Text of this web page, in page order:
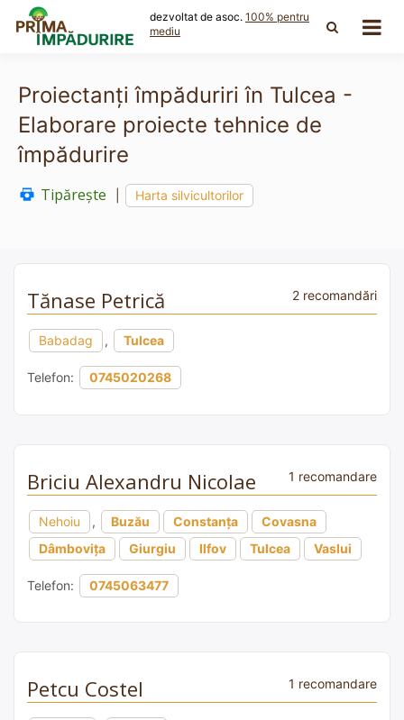
content
dezvoltat de asoc. 100% pentru
mediu
Proiectanți împăduriri în Tulcea -
Elaborare proiecte tehnice de
împădurire
Tipărește Harta silvicultorilor
Tănase Petrică 2 recomandări
Babadag , Tulcea
Telefon: 0745020268
Briciu Alexandru Nicolae 1 recomandare
Nehoiu , Buzău Constanța
Covasna
Dâmbovița
Giurgiu Ilfov Tulcea Vaslui
Telefon: 0745063477
Petcu Costel 1 recomandare